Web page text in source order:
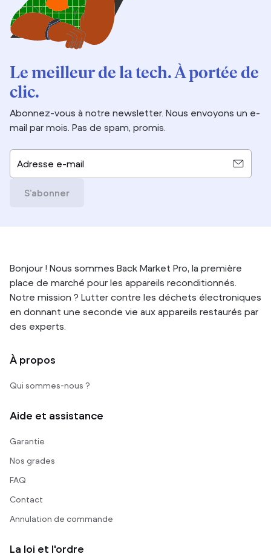
Le meilleur de la tech. À portée de
clic.
Abonnez-vous à notre newsletter. Nous envoyons un e-
mail par mois. Pas de spam, promis.
Adresse e-mail
S’abonner
Bonjour ! Nous sommes Back Market Pro, la première
place de marché pour les appareils reconditionnés.
Notre mission ? Lutter contre les déchets électroniques
en donnant une seconde vie aux appareils restaurés par
des experts.
À propos
Qui sommes-nous ?
Aide et assistance
Garantie
Nos grades
FAQ
Contact
Annulation de commande
La loi et l'ordre